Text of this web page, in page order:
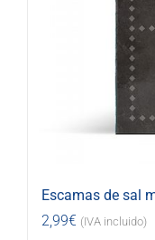
Escamas de sal
2,99€ (IVA incluido)